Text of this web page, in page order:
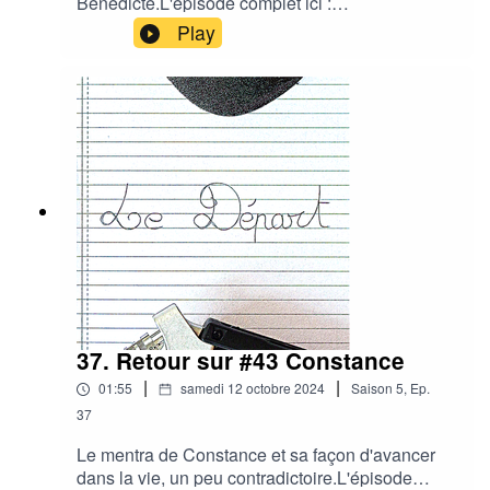
https://www.podcast-ledepart.com/44-benedicte-
en-double-activite/
Play
37. Retour sur #43 Constance
01:55 | samedi 12 octobre 2024 | Saison 5, Ep.
37
Le mentra de Constance et sa façon d'avancer
dans la vie, un peu contradictoire.L'épisode